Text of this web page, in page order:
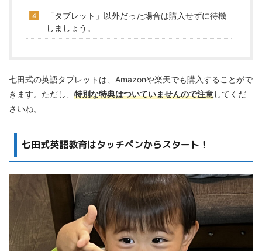
「タブレット」以外だった場合は購入せずに待機
しましょう。
七田式の英語タブレットは、Amazonや楽天でも購入することがで
きます。ただし、 特別な特典はついていませんので注意してくだ
さいね。
七田式英語教育はタッチペンからスタート！